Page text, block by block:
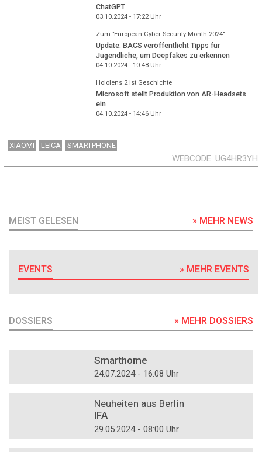
ChatGPT
03.10.2024 - 17:22Uhr
Zum "European Cyber Security Month 2024"
Update: BACS veröffentlicht Tipps für
Jugendliche, um Deepfakes zu erkennen
04.10.2024 - 10:48Uhr
Hololens 2 ist Geschichte
Microsoft stellt Produktion von AR-Headsets
ein
04.10.2024 - 14:46Uhr
XIAOMI LEICA SMARTPHONE
WEBCODE UG4HR3YH
MEIST GELESEN » MEHR NEWS
EVENTS » MEHR EVENTS
DOSSIERS » MEHR DOSSIERS
Smarthome
24.07.2024 - 16:08 Uhr
Neuheiten aus Berlin
IFA
29.05.2024 - 08:00 Uhr